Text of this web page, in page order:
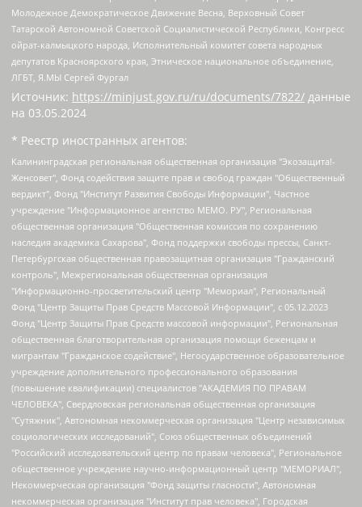
Молодежное Демократическое Движение Весна, Верховный Совет
Татарской Автономной Советской Социалистической Республики, Конгресс
ойрат-калмыцкого народа, Исполнительный комитет совета народных
депутатов Красноярского края, Этническое национальное объединение,
ЛГБТ, Я.МЫ Сергей Фургал
Источник: https://minjust.gov.ru/ru/documents/7822/ данные
на 03.05.2024
* Реестр иностранных агентов:
Калининградская региональная общественная организация "Экозащита!-Женсовет", Фонд содействия защите прав и свобод граждан "Общественный вердикт", Фонд "Институт Развития Свободы Информации", Частное учреждение "Информационное агентство МЕМО. РУ", Региональная общественная организация "Общественная комиссия по сохранению наследия академика Сахарова", Фонд поддержки свободы прессы, Санкт-Петербургская общественная правозащитная организация "Гражданский контроль", Межрегиональная общественная организация "Информационно-просветительский центр "Мемориал", Региональный Фонд "Центр Защиты Прав Средств Массовой Информации", с 05.12.2023 Фонд "Центр Защиты Прав Средств массовой информации", Региональная общественная благотворительная организация помощи беженцам и мигрантам "Гражданское содействие", Негосударственное образовательное учреждение дополнительного профессионального образования (повышение квалификации) специалистов "АКАДЕМИЯ ПО ПРАВАМ ЧЕЛОВЕКА", Свердловская региональная общественная организация "Сутяжник", Автономная некоммерческая организация "Центр независимых социологических исследований", Союз общественных объединений "Российский исследовательский центр по правам человека", Региональное общественное учреждение научно-информационный центр "МЕМОРИАЛ", Некоммерческая организация "Фонд защиты гласности", Автономная некоммерческая организация "Институт прав человека", Городская общественная организация "Екатеринбургское общество "МЕМОРИАЛ", Городская общественная организация "Рязанское историко-просветительское и правозащитное общество "Мемориал" (Рязанский Мемориал), Челябинский региональный орган общественной самодеятельности – женское общественное объединение "Женщины Евразии", Челябинский региональный орган общественной самодеятельности "Уральская правозащитная группа", Фонд содействия защите здоровья и социальной справедливости имени Андрея Рылькова, Автономная Некоммерческая Организация "Аналитический Центр Юрия Левады", Автономная некоммерческая организация социальной поддержки населения "Проект Апрель", Региональная общественная организация помощи женщинам и детям, находящимся в кризисной ситуации "Информационно-методический центр "Анна", Фонд содействия развитию массовых коммуникаций и правовому просвещению "Так-так-Так", Фонд содействия устойчивому развитию "Серебряная тайга", Свердловский региональный общественный фонд социальных проектов "Новое время", "Idel.Реалии", Кавказ.Реалии, Крым.Реалии, Телеканал Настоящее Время, Татаро-башкирская служба Радио Свобода (Azatliq Radiosi), Радио Свободная Европа/Радио Свобода (PCE/PC), "Сибирь.Реалии", "Фактограф", Благотворительный фонд помощи осужденным и их семьям, Автономная некоммерческая организация "Институт глобализации и социальных движений", Фонд "В защиту прав заключенных", Частное учреждение "Центр поддержки и содействия развитию средств массовой информации", Пензенский региональный общественный благотворительный фонд "Гражданский союз", "Север.Реалии", Некоммерческая организация Фонд "Правовая инициатива", Общество с ограниченной ответственностью "Радио Свободная Европа/Радио Свобода", Чешское информационное агентство "MEDIUM-ORIENT", Красноярская региональная общественная организация "Мы против СПИДа", Камалягин Денис Николаевич, Маркелов Сергей Евгеньевич, Пономарев Лев Александрович, Савицкая Людмила Алексеевна, Автономная некоммерческая организация "Центр по работе с проблемой насилия "НАСИЛИЮ.НЕТ", Межрегиональный профессиональный союз работников здравоохранения "Альянс врачей", Юридическое лицо, зарегистрированное в Латвийской Республике, SIA "Medusa Project" (регистрационный номер 40103797863, дата регистрации 10.06.2014), Некоммерческая организация "Фонд по борьбе с коррупцией", Автономная некоммерческая организация "Институт права и публичной политики", Баданин Роман Сергеевич, Гликин Максим Александрович, Железнова Мария Михайловна, Лукьянова Юлия Сергеевна, Маетная Елизавета Витальевна, Маняхин Петр Борисович, Чуракова Ольга Владимировна, Ярош Юлия Петровна, Юридическое лицо "The Insider SIA", зарегистрированное в Риге, Латвийская Республика (дата регистрации 26.06.2015), являющееся администратором доменного имени интернет-издания "The Insider SIA", https://theins.ru, Постернак Алексей Евгеньевич, Рубин Михаил Аркадьевич, Анин Роман Александрович, Юридическое лицо Istories fonds, зарегистрированное в Латвийской Республике (регистрационный номер 50008295751, дата регистрации 24.02.2020), Великовский Дмитрий Александрович, Долинина Ирина Николаевна, Мароховская Алеся Алексеевна, Шлейнов Роман Юрьевич, Шмагун Олеся Валентиновна, Общество с ограниченной ответственностью "Альтаир 2021", Общество с ограниченной ответственностью "Вега 2021", Общество с ограниченной ответственностью "Главный редактор 2021", Общество с ограниченной ответственностью "Ромашки монолит", Важенков Артем Валерьевич, Ивановская областная общественная организация "Центр гендерных исследований", Гурман Юрий Альбертович, Медиапроект "ОВД-Инфо", Егоров Владимир Владимирович, Жилинский Владимир Александрович, Общество с ограниченной ответственностью "ЗП", Иванова София Юрьевна, Карезина Инна Павловна, Кильтау Екатерина Викторовна, Петров Алексей Викторович, Пискунов Сергей Евгеньевич, Смирнов Сергей Сергеевич, Тихонов Михаил Сергеевич, Общество с ограниченной ответственностью "ЖУРНАЛИСТ-ИНОСТРАННЫЙ АГЕНТ", Арапова Галина Юрьевна, Вольтская Татьяна Анатольевна, Американская компания "Mason G.E.S. Anonymous Foundation" (США), являющаяся владельцем интернет-издания https://mnews.world/, Компания "Stichting Bellingcat", зарегистрированная в Нидерландах (дата регистрации 11.07.2018), Захаров Андрей Вячеславович, Клепиковская Екатерина Дмитриевна, Общество с ограниченной ответственностью "МЕМО", Перл Роман Александрович, Симонов Евгений Алексеевич, Соловьева Елена Анатольевна, Сотников Даниил Владимирович, Сурначева Елизавета Дмитриевна, Автономная некоммерческая организация по защите прав человека и информированию населения "Якутия – Наше Мнение", Общество с ограниченной ответственностью "Москоу диджитал медиа", с 26.01.2023 Общество с ограниченной ответственностью "Чайка Белые сады", Ветошкина Валерия Валерьевна, Заговора Максим Александрович, Межрегиональное общественное движение "Российская ЛГБТ - сеть", Оленичев Максим Владимирович, Павлов Иван Юрьевич, Скворцова Елена Сергеевна, Общество с ограниченной ответственностью "Как бы инагент", Кочетков Игорь Викторович, Общество с ограниченной ответственностью "Честные выборы", Еланчик Олег Александрович, Общество с ограниченной ответственностью "Нобелевский призыв", Гималова Регина Эмилевна, Григорьев Андрей Валерьевич, Григорьева Алина Александровна, Ассоциация по содействию защите прав призывников, альтернативнослужащих и военнослужащих "Правозащитная группа "Гражданин.Армия.Право", Хисамова Регина Фаритовна, Автономная некоммерческая организация по реализации социально-правовых программ "Лилит", Дальневосточное общественное движение "Маяк", Санкт-Петербургская ЛГБТ-инициативная группа "Выход", Инициативная группа ЛГБТ+ "Реверс", Алексеев Андрей Викторович, Бекбулатова Таисия Львовна, Беляев Иван Михайлович, Владыкина Елена Сергеевна, Гельман Марат Александрович, Никульшина Вероника Юрьевна, Толоконникова Надежда Андреевна, Шендерович Виктор Анатольевич, Общество с ограниченной ответственностью "Данное сообщение", Общество с ограниченной ответственностью Издательский дом "Новая глава", Айнбиндер Александра Александровна, Московский комьюнити-центр для ЛГБТ+инициатив, Благотворительный фонд развития филантропии, Deutsche Welle (Германия, Kurt-Schumacher-Strasse 3, 53113 Bonn), Борзунова Мария Михайловна, Воробьев Виктор Викторович, Голубева Анна Львовна, Константинова Алла Михайловна, Малкова Ирина Владимировна, Мурадов Мурад Абдулгалимович, Осетинская Елизавета Николаевна, Понасенков Евгений Николаевич, Ганапольский Матвей Юрьевич, Киселев Евгений Алексеевич, Борухович Ирина Григорьевна, Дремин Иван Тимофеевич, Дубровский Дмитрий Викторович, Красноярская региональная общественная организация поддержки и развития альтернативных образовательных технологий и межкультурных коммуникаций "ИНТЕРРА", Маяковская Екатерина Алексеевна, Фейгин Марк Захарович, Филимонов Андрей Викторович, Дзугкоева Регина Николаевна, Доброхотов Роман Александрович, Дудь Юрий Александрович, Елкин Сергей Владимирович, Кругликов Кирилл Игоревич, Сабунаева Мария Леонидовна, Семенов Алексей Владимирович, Шаинян Карен Багратович, Шульман Екатерина Михайловна, Асафьев Артур Валерьевич, Вахштайн Виктор Семенович, Венедиктов Алексей Алексеевич, Лушникова Екатерина Евгеньевна, Волков Леонид Михайлович, Невзоров Александр Глебович, Пархоменко Сергей Борисович, Сироткин Ярослав Николаевич, Кара-Мурза Владимир Владимирович, Баранова Наталья Владимировна, Гозман Леонид Яковлевич, Кагарлицкий Борис Юльевич, Климарев Михаил Валерьевич, Милов Владимир Станиславович, Автономная некоммерческая организация Краснодарский центр современного искусства "Типография", Моргенштерн Алишер Тагирович, Соболь Любовь Эдуардовна, Общество с ограниченной ответственностью "ЛИЗА НОРМ", Каспаров Гарри Кимович, Ходорковский Михаил Борисович, Общество с ограниченной ответственностью "Апрельские тезисы", Данилович Ирина Брониславовна, Кашин Олег Владимирович, Петров Николай Владимирович, Пивоваров Алексей Владимирович, Соколов Михаил Владимирович, Цветкова Юлия Владимировна, Чичваркин Евгений Александрович, Комитет против пыток/Команда против пыток, Общество с ограниченной ответственностью "Первый научный", Общество с ограниченной ответственностью "Вертолет и ко", Белоцерковская Вероника Борисовна, Кац Максим Евгеньевич, Лазарева Татьяна Юрьевна, Шаведдинов Руслан Табризович, Яшин Илья Валерьевич, Общество с ограниченной ответственностью "Иноагент ААВ", Алешковский Дмитрий Петрович, Альбац Евгения Марковна, Быков Дмитрий Львович, Галямина Юлия Евгеньевна, Лойко Сергей Леонидович, Мартынов Кирилл Константинович, Медведев Сергей Александрович, Крашенинников Федор Геннадиевич, Гордеева Катерина Вл